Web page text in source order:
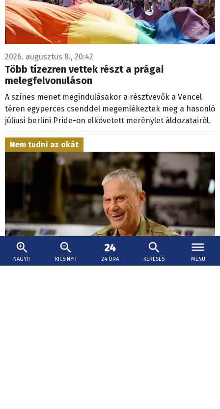
NAGYÍT KICSINYÍT 24 ÓRA KERESÉS MENÜ
2026. augusztus 8., 20:42
Több tízezren vettek részt a prágai
melegfelvonuláson
A színes menet megindulásakor a résztvevők a Vencel
téren egyperces csenddel megemlékeztek meg a hasonló
júliusi berlini Pride-on elkövetett merénylet áldozatairól.
Nem tudni az okát